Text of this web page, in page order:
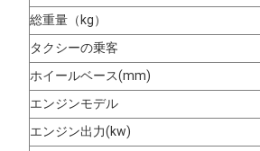
総重量（kg）
タクシーの乗客
ホイールベース(mm)
エンジンモデル
エンジン出力(kw)